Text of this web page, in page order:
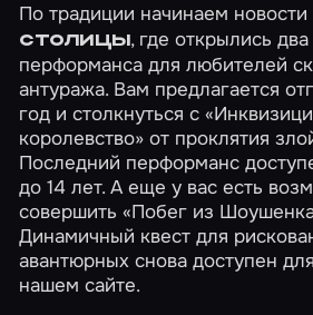
По традиции начинаем новости
столицы, где открылись
перформанса для любителей
антуража. Вам предлагается
год и столкнуться с
королевство» от проклятия
Последний перформанс
до 14 лет. А еще у вас есть
совершить«Побег из
Динамичный квест для
авантюрных снова доступен
нашем сайте.